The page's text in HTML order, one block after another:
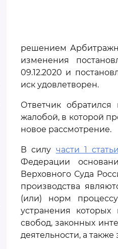
решением
изменения
09.12.2020 и
иск удовлетворен.
Ответчик
жалобой, в которой
новое рассмотрение.
В силу части 1 статьи
Федерации
Верховного Суда
производства
(или) норм
устранения
свобод, законных
деятельности, а